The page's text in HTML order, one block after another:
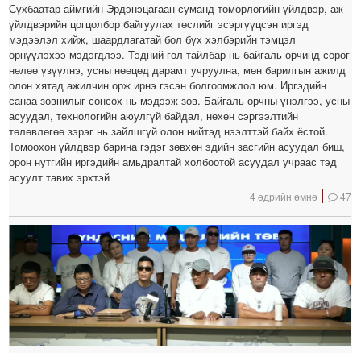
Сүхбаатар аймгийн Эрдэнэцагаан суманд төмөрлөгийн үйлдвэр, аж
үйлдвэрийн цогцолбор байгуулах төслийг эсэргүүцсэн иргэд
мэдээлэл хийж, шаардлагатай бол бүх хэлбэрийн тэмцэл
өрнүүлэхээ мэдэгдлээ. Тэдний гол тайлбар нь байгаль орчинд сөрөг
нөлөө үзүүлнэ, усны нөөцөд дарамт учруулна, мөн барилгын ажилд
олон хятад ажилчин орж ирнэ гэсэн болгоомжлол юм. Иргэдийн
санаа зовнилыг сонсох нь мэдээж зөв. Байгаль орчны үнэлгээ, усны
асуудал, технологийн аюулгүй байдал, нөхөн сэргээлтийн
төлөвлөгөө зэрэг нь зайлшгүй олон нийтэд нээлттэй байх ёстой.
Томоохон үйлдвэр барина гэдэг зөвхөн эдийн засгийн асуудал биш,
орон нутгийн иргэдийн амьдралтай холбоотой асуудал учраас тэд
асуулт тавих эрхтэй
4 өдрийн өмнө 47